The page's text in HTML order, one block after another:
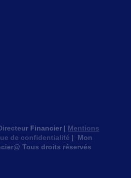
r Financier | Mentions
de confidentialité | Mon
Tous droits réservés